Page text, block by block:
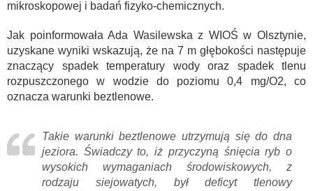
mikroskopowej i badań fizyko-chemicznych.
Jak poinformowała Ada Wasilewska z WIOŚ w Olsztynie,
uzyskane wyniki wskazują, że na 7 m głębokości następuje
znaczący spadek temperatury wody oraz spadek tlenu
rozpuszczonego w wodzie do poziomu 0,4 mg/O2, co
oznacza warunki beztlenowe.
Takie warunki beztlenowe utrzymują się do dna
jeziora. Świadczy to, iż przyczyną śnięcia ryb o
wysokich wymaganiach środowiskowych, z
rodzaju siejowatych, był deficyt tlenowy